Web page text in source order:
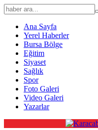
Ana Sayfa
Yerel Haberler
Bursa Bölge
Eğitim
Siyaset
Sağlık
Spor
Foto Galeri
Video Galeri
Yazarlar